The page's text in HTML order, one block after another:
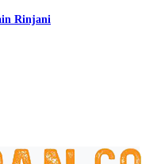
Rinjani